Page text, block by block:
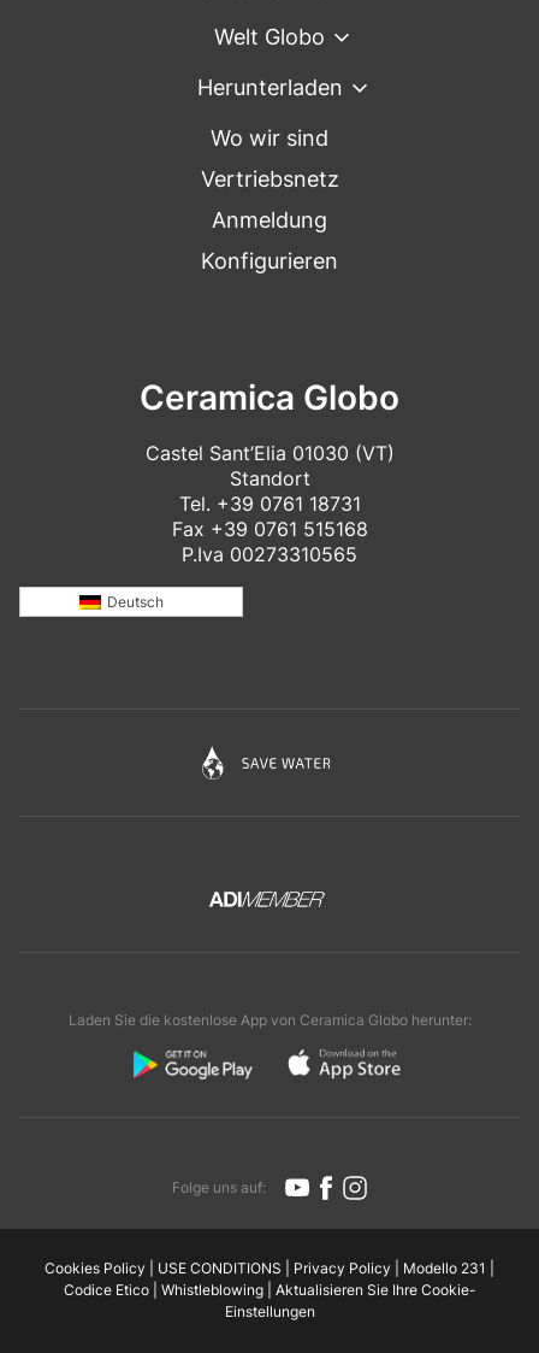
Welt Globo
Herunterladen
Wo wir sind
Vertriebsnetz
Anmeldung
Konfigurieren
Ceramica Globo
Castel Sant’Elia 01030 (VT)
Standort
Tel. +39 0761 18731
Fax +39 0761 515168
P.Iva 00273310565
Deutsch
Laden Sie die kostenlose App von Ceramica Globo herunter:
Folge uns auf:
Cookies Policy USE CONDITIONS Privacy Policy Modello 231
Codice Etico| Whistleblowing| Aktualisieren Sie Ihre Cookie-
Einstellungen